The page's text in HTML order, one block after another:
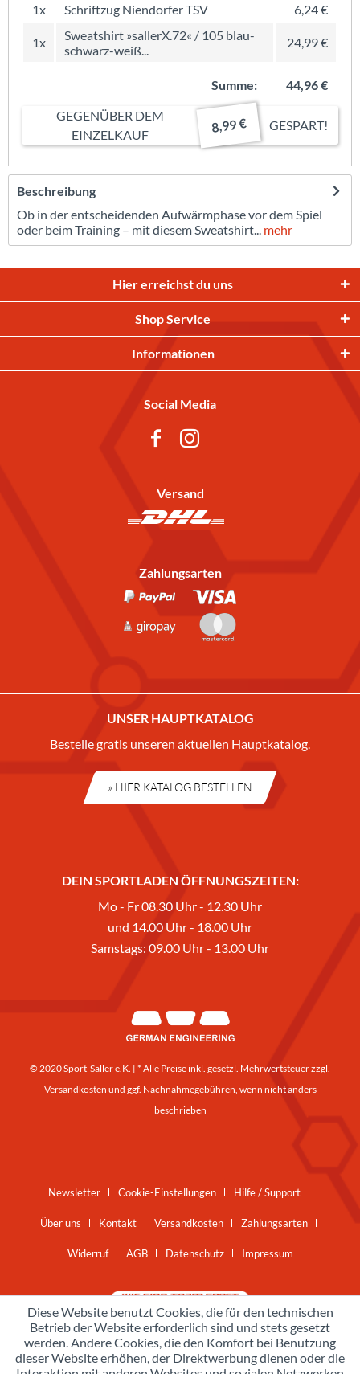
1x Schriftzug Niendorfer TSV 6,24 €
1x
Sweatshirt »sallerX.72« / 105 blau-
schwarz-weiß...
24,99 €
Summe:
44,96 €
GEGENÜBER DEM
EINZELKAUF
8,99 € GESPART!
Beschreibung
Ob in der entscheidenden Aufwärmphase vor dem Spiel
oder beim Training – mit diesem Sweatshirt... mehr
Hier erreichst du uns
Shop Service
Informationen
Social Media
Versand
Zahlungsarten
UNSER HAUPTKATALOG
Bestelle gratis unseren aktuellen Hauptkatalog.
» HIER KATALOG BESTELLEN
DEIN SPORTLADEN ÖFFNUNGSZEITEN:
Mo - Fr 08.30 Uhr - 12.30 Uhr
und 14.00 Uhr - 18.00 Uhr
Samstags: 09.00 Uhr - 13.00 Uhr
© 2020 Sport-Saller e.K. | * Alle Preise inkl. gesetzl. Mehrwertsteuer zzgl.
Versandkosten und ggf. Nachnahmegebühren, wenn nicht anders
beschrieben
Newsletter Cookie-Einstellungen Hilfe / Support
Über uns Kontakt Versandkosten Zahlungsarten
Widerruf AGB Datenschutz Impressum
Diese Website benutzt Cookies, die für den technischen
Betrieb der Website erforderlich sind und stets gesetzt
werden. Andere Cookies, die den Komfort bei Benutzung
dieser Website erhöhen, der Direktwerbung dienen oder die